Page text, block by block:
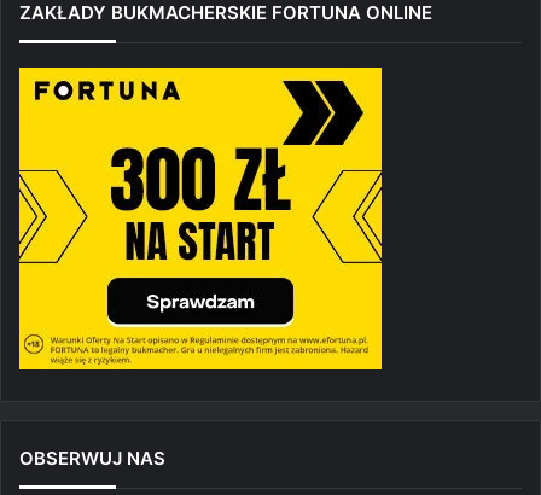
ZAKŁADY BUKMACHERSKIE FORTUNA ONLINE
OBSERWUJ NAS